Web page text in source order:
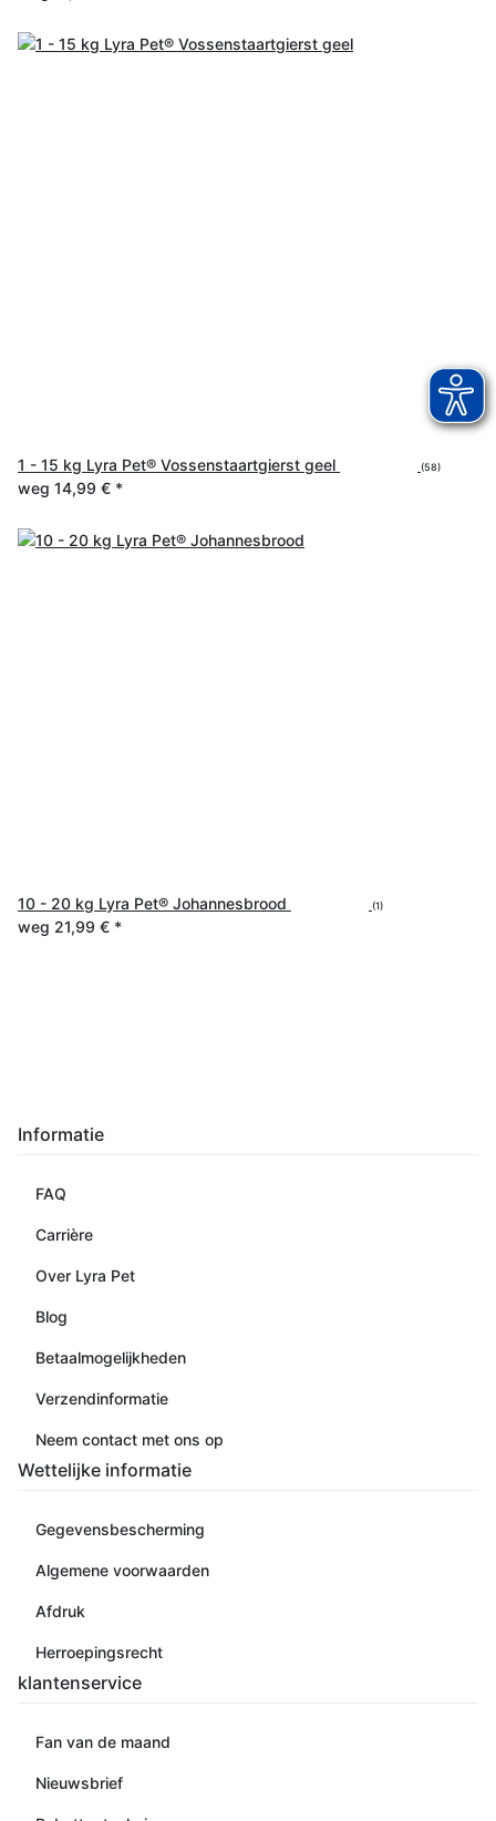
1 - 15 kg Lyra Pet® Vossenstaartgierst geel (58)
weg 14,99 € *
10 - 20 kg Lyra Pet® Johannesbrood (1)
weg 21,99 € *
Informatie
FAQ
Carrière
Over Lyra Pet
Blog
Betaalmogelijkheden
Verzendinformatie
Neem contact met ons op
Wettelijke informatie
Gegevensbescherming
Algemene voorwaarden
Afdruk
Herroepingsrecht
klantenservice
Fan van de maand
Nieuwsbrief